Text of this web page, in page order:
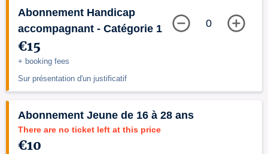
Abonnement Handicap
accompagnant - Catégorie 1
€15
+ booking fees
Sur présentation d'un justificatif
0
Abonnement Jeune de 16 à 28 ans
There are no ticket left at this price
€10